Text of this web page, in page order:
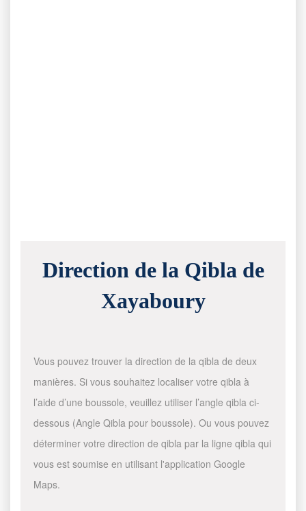
Direction de la Qibla de
Xayaboury
Vous pouvez trouver la direction de la qibla de deux
manières. Si vous souhaitez localiser votre qibla à
l’aide d’une boussole, veuillez utiliser l’angle qibla ci-
dessous (Angle Qibla pour boussole). Ou vous pouvez
déterminer votre direction de qibla par la ligne qibla qui
vous est soumise en utilisant l'application Google
Maps.